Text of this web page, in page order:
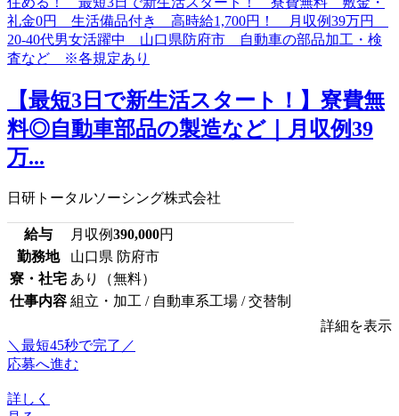
【最短3日で新生活スタート！】寮費無
料◎自動車部品の製造など｜月収例39
万...
日研トータルソーシング株式会社
給与 月収例390,000円
勤務地
山口県 防府市
寮・社宅 あり（無料）
仕事内容 組立・加工 / 自動車系工場 / 交替制
詳細を表示
＼最短45秒で完了／
応募へ進む
詳しく